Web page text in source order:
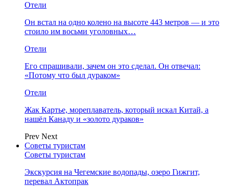
Отели
Он встал на одно колено на высоте 443 метров — и это
стоило им восьми уголовных…
Отели
Его спрашивали, зачем он это сделал. Он отвечал:
«Потому что был дураком»
Отели
Жак Картье, мореплаватель, который искал Китай, а
нашёл Канаду и «золото дураков»
Prev Next
Советы туристам
Советы туристам
Экскурсия на Чегемские водопады, озеро Гижгит,
перевал Актопрак